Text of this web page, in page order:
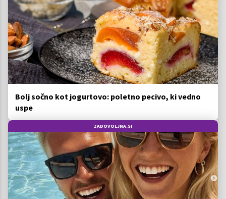
Bolj sočno kot jogurtovo: poletno pecivo, ki vedno
uspe
ZADOVOLJNA.SI